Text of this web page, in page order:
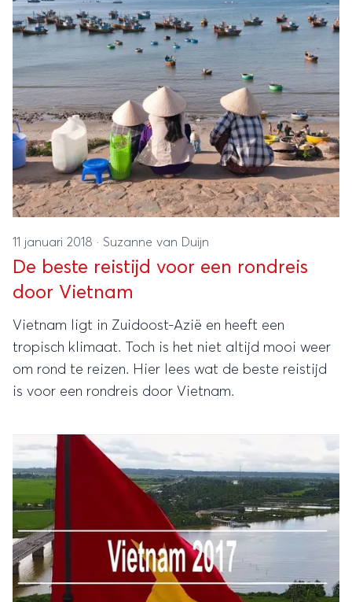
11 januari 2018 · Suzanne van Duijn
De beste reistijd voor een rondreis
door Vietnam
Vietnam ligt in Zuidoost-Azië en heeft een
tropisch klimaat. Toch is het niet altijd mooi weer
om rond te reizen. Hier lees wat de beste reistijd
is voor een rondreis door Vietnam.